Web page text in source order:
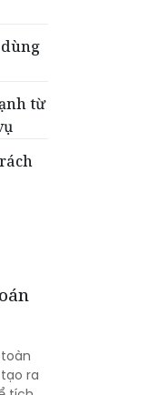
từ
ra